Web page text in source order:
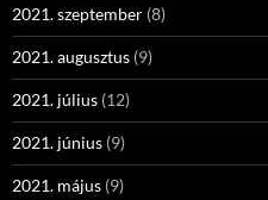
2021. szeptember (8)
2021. augusztus (9)
2021. július (12)
2021. június (9)
2021. május (9)